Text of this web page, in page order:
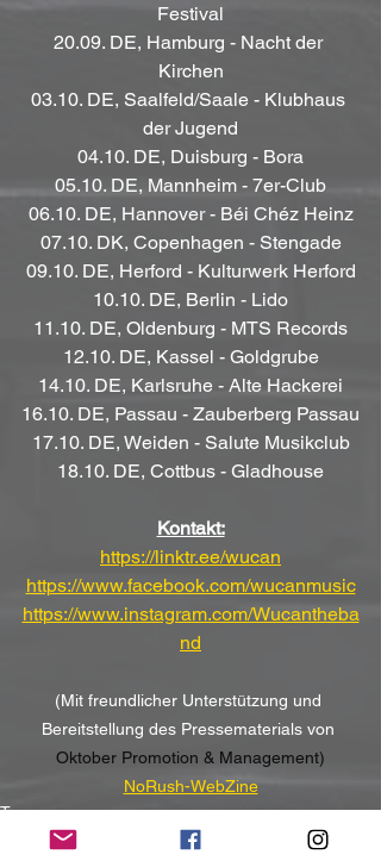
Festival
20.09. DE, Hamburg - Nacht der
Kirchen
03.10. DE, Saalfeld/Saale - Klubhaus
der Jugend
04.10. DE, Duisburg - Bora
05.10. DE, Mannheim - 7er-Club
06.10. DE, Hannover - Béi Chéz Heinz
07.10. DK, Copenhagen - Stengade
09.10. DE, Herford - Kulturwerk Herford
10.10. DE, Berlin - Lido
11.10. DE, Oldenburg - MTS Records
12.10. DE, Kassel - Goldgrube
14.10. DE, Karlsruhe - Alte Hackerei
16.10. DE, Passau - Zauberberg Passau
17.10. DE, Weiden - Salute Musikclub
18.10. DE, Cottbus - Gladhouse
Kontakt:
https://linktr.ee/wucan
https://www.facebook.com/wucanmusic
https://www.instagram.com/Wucantheba
nd
(Mit freundlicher Unterstützung und
Bereitstellung des Pressematerials von
Oktober Promotion & Management)
NoRush-WebZine
Tags: